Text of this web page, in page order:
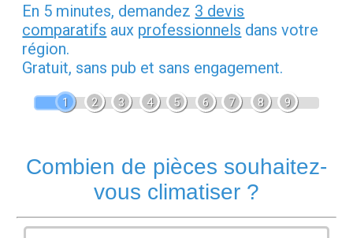
En 5 minutes, demandez 3 devis
comparatifs aux professionnels dans votre
région.
Gratuit, sans pub et sans engagement.
1 2 3 4 5 6 7 8 9
Combien de pièces souhaitez-
vous climatiser ?